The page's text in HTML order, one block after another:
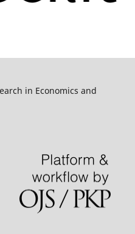
in Economics and